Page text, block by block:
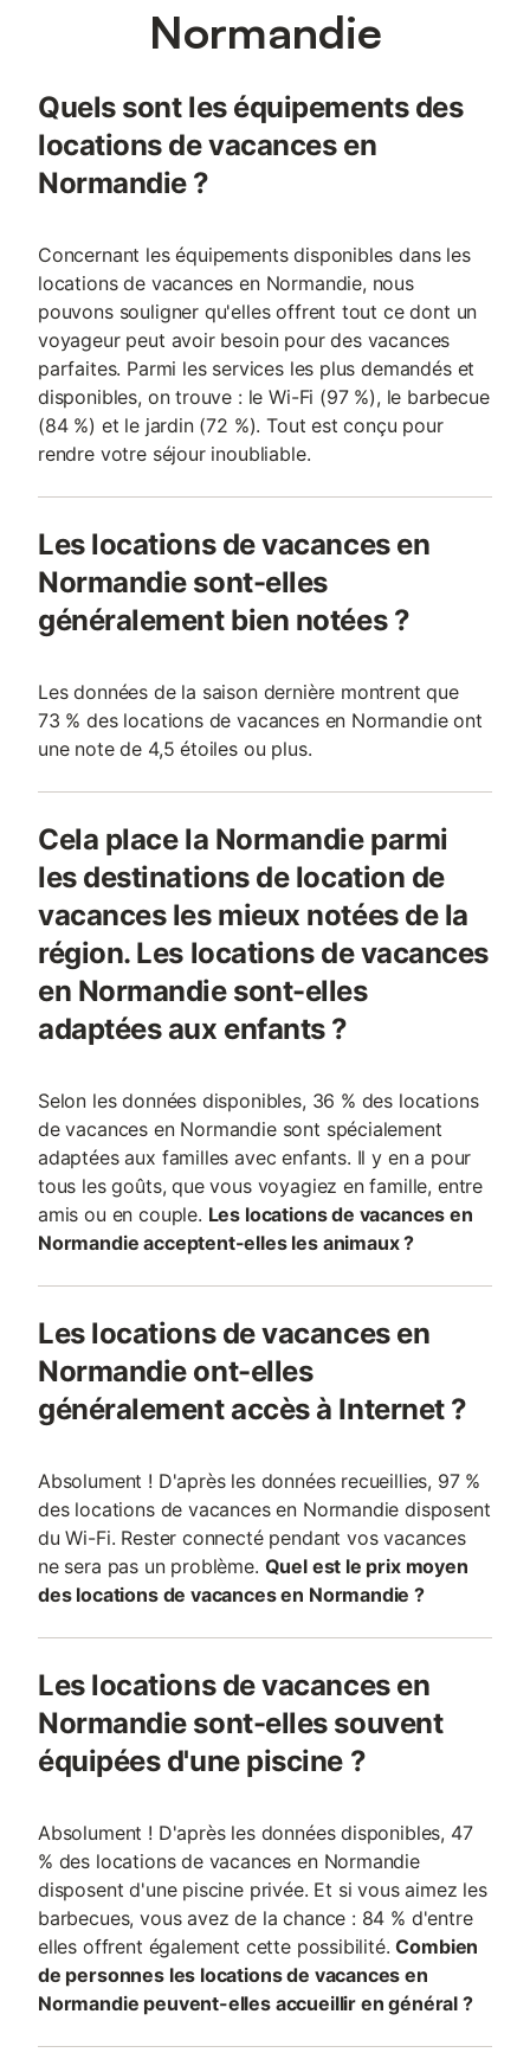
Normandie
Quels sont les équipements des
locations de vacances en
Normandie ?
Concernant les équipements disponibles dans les
locations de vacances en Normandie, nous
pouvons souligner qu'elles offrent tout ce dont un
voyageur peut avoir besoin pour des vacances
parfaites. Parmi les services les plus demandés et
disponibles, on trouve : le Wi-Fi (97 %), le barbecue
(84 %) et le jardin (72 %). Tout est conçu pour
rendre votre séjour inoubliable.
Les locations de vacances en
Normandie sont-elles
généralement bien notées ?
Les données de la saison dernière montrent que
73 % des locations de vacances en Normandie ont
une note de 4,5 étoiles ou plus.
Cela place la Normandie parmi
les destinations de location de
vacances les mieux notées de la
région. Les locations de vacances
en Normandie sont-elles
adaptées aux enfants ?
Selon les données disponibles, 36 % des locations
de vacances en Normandie sont spécialement
adaptées aux familles avec enfants. Il y en a pour
tous les goûts, que vous voyagiez en famille, entre
amis ou en couple. Les locations de vacances en
Normandie acceptent-elles les animaux ?
Les locations de vacances en
Normandie ont-elles
généralement accès à Internet ?
Absolument ! D'après les données recueillies, 97 %
des locations de vacances en Normandie disposent
du Wi-Fi. Rester connecté pendant vos vacances
ne sera pas un problème. Quel est le prix moyen
des locations de vacances en Normandie ?
Les locations de vacances en
Normandie sont-elles souvent
équipées d'une piscine ?
Absolument ! D'après les données disponibles, 47
% des locations de vacances en Normandie
disposent d'une piscine privée. Et si vous aimez les
barbecues, vous avez de la chance : 84 % d'entre
elles offrent également cette possibilité.Combien
de personnes les locations de vacances en
Normandie peuvent-elles accueillir en général ?